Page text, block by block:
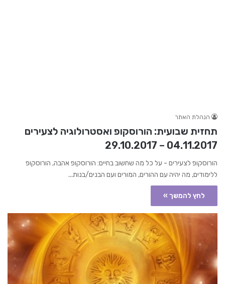
הנהלת האתר
תחזית שבועית: הורוסקופ ואסטרולוגיה לצעירים
04.11.2017 – 29.10.2017
הורוסקופ לצעירים - על כל מה שחשוב בחיים: הורוסקופ אהבה, הורוסקופ
ללימודים, מה יהיה עם ההורים, המורים ועם הבנים/בנות...
לחץ להמשך »